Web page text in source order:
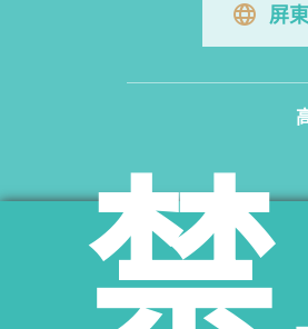
屏
雲林縣麥寮鄉老酒收購、雲